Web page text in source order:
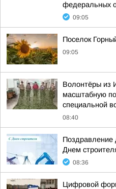
федеральных
09:05
Поселок
09:05
Волонтёры из
масштабную
специальной
08:40
Поздравление
Днем
08:36
Цифровой